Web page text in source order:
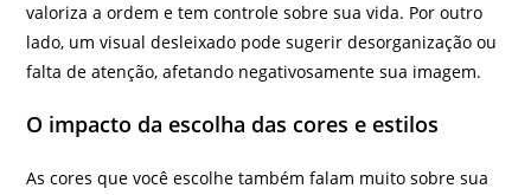
valoriza a ordem e tem controle sobre sua vida. Por outro
lado, um visual desleixado pode sugerir desorganização ou
falta de atenção, afetando negativosamente sua imagem.
O impacto da escolha das cores e estilos
As cores que você escolhe também falam muito sobre sua